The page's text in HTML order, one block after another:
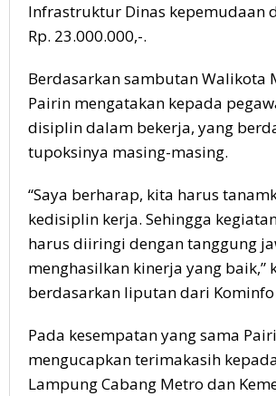
Infrastruktur Dinas kepemudaan
Rp. 23.000.000,-.
Berdasarkan sambutan Walikota
Pairin mengatakan kepada
disiplin dalam bekerja, yang
tupoksinya masing-masing.
“Saya berharap, kita harus
kedisiplin kerja. Sehingga
harus diiringi dengan tanggung
menghasilkan kinerja yang baik,”
berdasarkan liputan dari
Pada kesempatan yang sama
mengucapkan terimakasih
Lampung Cabang Metro dan